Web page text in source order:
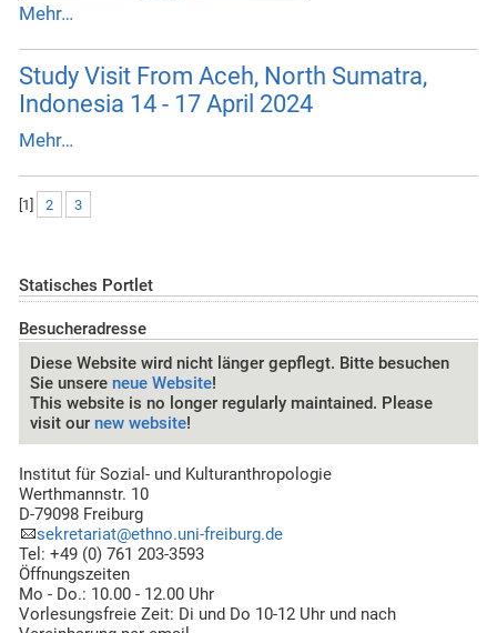
Mehr…
Study Visit From Aceh, North Sumatra,
Indonesia 14 - 17 April 2024
Mehr…
[1] 2 3
Statisches Portlet
Besucheradresse
Diese Website wird nicht länger gepflegt. Bitte besuchen
Sie unsere neue Website!
This website is no longer regularly maintained. Please
visit our new website!
Institut für Sozial- und Kulturanthropologie
Werthmannstr. 10
D-79098 Freiburg
sekretariat@ethno.uni-freiburg.de
Tel: +49 (0) 761 203-3593
Öffnungszeiten
Mo - Do.: 10.00 - 12.00 Uhr
Vorlesungsfreie Zeit: Di und Do 10-12 Uhr und nach